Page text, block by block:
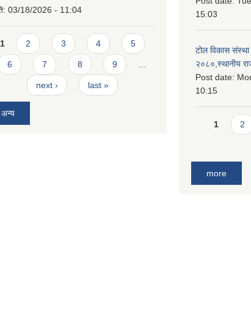
03/18/2026 - 11:04
1 2 3 4 5
6 7 8 9
next › last »
अन्य
15:03
टोल विकास
२०८०,स्थानीय
Post date:
10:15
Pages
1 2
more